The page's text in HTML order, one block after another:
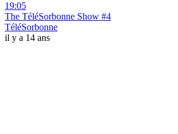
19:05
The TéléSorbonne Show #4
TéléSorbonne
il y a 14 ans